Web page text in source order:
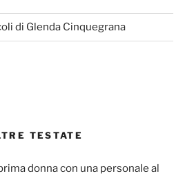
di Glenda Cinquegrana
TESTATE
donna con una personale al